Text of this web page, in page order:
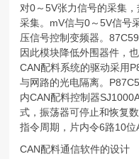
对0～5V张力信号的采集
采集。mV信与0～5V信号
压信号控制变频器。
因此模块降低外围器件，
CAN配料系统的驱动采用
与网路的光电隔离。
内CAN配料控制器
式，振荡器可停止和恢复
指令周期，片内令6路10位
CAN配料通信软件的设计